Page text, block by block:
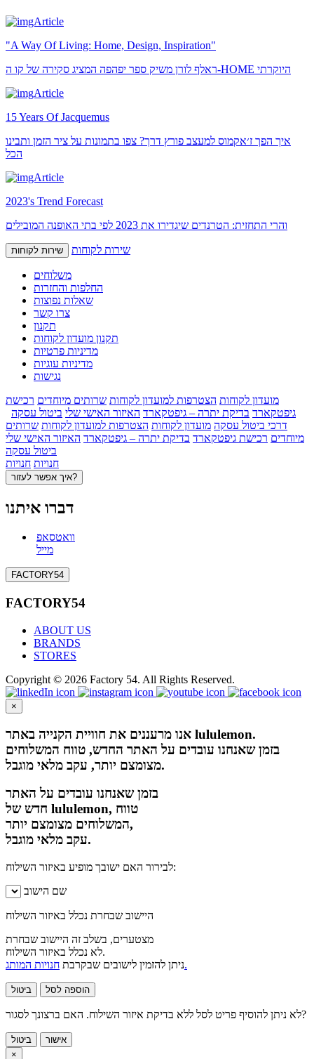
"A Way Of Living: Home, Design, Inspiration"
ראלף לורן משיק ספר יפהפה המציג סקירה של קו ה-HOME היוקרתי
15 Years Of Jacquemus
איך הפך ז׳אקמוס למעצב פורץ דרך? צפו בתמונות על ציר הזמן ותבינו
הכל
2023's Trend Forecast
והרי התחזית: הטרנדים שיגדירו את 2023 לפי בתי האופנה המובילים
שירות לקוחות שירות לקוחות
משלוחים
החלפות והחזרות
שאלות נפוצות
צרו קשר
תקנון
תקנון מועדון לקוחות
מדיניות פרטיות
מדיניות עוגיות
נגישות
מועדון לקוחות הצטרפות למועדון לקוחות שרותים מיוחדים רכישת
גיפטקארד בדיקת יתרה – גיפטקארד האיזור האישי שלי ביטול עסקה
דרכי ביטול עסקה מועדון לקוחות הצטרפות למועדון לקוחות שרותים
מיוחדים רכישת גיפטקארד בדיקת יתרה – גיפטקארד האיזור האישי שלי
ביטול עסקה
חנויות חנויות
איך אפשר לעזור?
דברו איתנו
וואטסאפ
מייל
FACTORY54
FACTORY54
ABOUT US
BRANDS
STORES
Copyright © 2026 Factory 54. All Rights Reserved.
×
אנו מרעננים את חוויית הקנייה באתר lululemon.
בזמן שאנחנו עובדים על האתר החדש, טווח המשלוחים
מצומצם יותר, עקב מלאי מוגבל.
בזמן שאנחנו עובדים על האתר
חדש של lululemon, טווח
המשלוחים מצומצם יותר,
עקב מלאי מוגבל.
לבירור האם ישובך מופיע באיזור השילוח:
שם הישוב
היישוב שבחרת נכלל באיזור השילוח
מצטערים, בשלב זה היישוב שבחרת
לא נכלל באיזור השילוח.
ניתן להזמין לישובים שבקרבתחנויות המותג.
ביטול הוספה לסל
לא ניתן להוסיף פריט לסל ללא בדיקת איזור השילוח. האם ברצונך לסגור?
ביטול
אישור
×